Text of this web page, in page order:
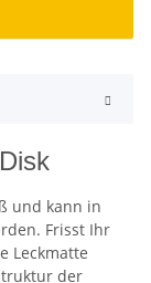
und kann in
Frisst Ihr
Leckmatte
der